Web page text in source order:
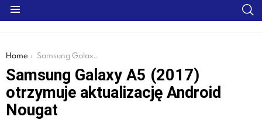
You are here:
Home Samsung Galaxy A5 (2017) otrzymuje aktualizację Android Nougat
Samsung Galaxy A5 (2017)
otrzymuje aktualizację Android
Nougat